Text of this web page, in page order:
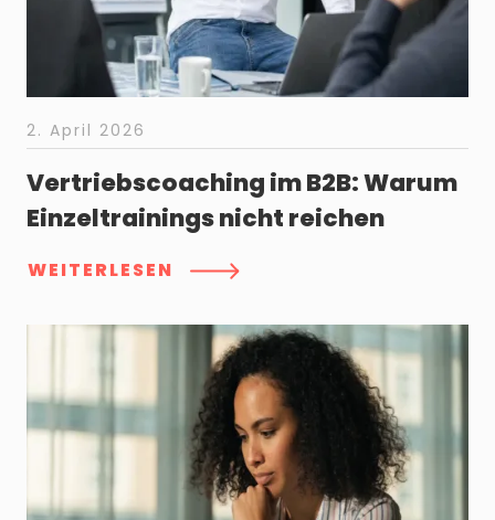
2. April 2026
Vertriebscoaching im B2B: Warum
Einzeltrainings nicht reichen
WEITERLESEN